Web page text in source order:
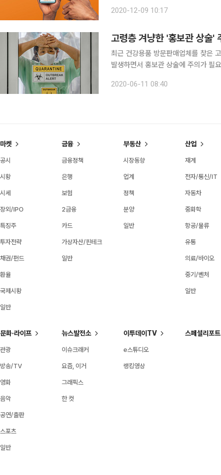
적인 예가 바로 스트리밍 플랫폼 ‘넷
2020-12-09 10:17
고령층 겨냥한 '홍보관 상술'
최근 건강용품 방문판매업체를 찾은
발생하면서 홍보관 상술에 주의가 필
비자 피해예방주의보를 공동으로 발
2020-06-11 08:40
마켓
공시
시황
시세
장외/IPO
특징주
투자전략
채권/펀드
환율
국제시황
일반
금융
금융정책
은행
보험
2금융
카드
가상자산/핀테크
일반
부동산
시장동향
업계
정책
분양
일반
산업
재계
전자/통신/IT
자동차
중화학
항공/물류
유통
의료/바이오
중기/벤처
일반
문화·라이프
관광
방송/TV
영화
음악
공연/출판
스포츠
일반
뉴스발전소
이슈크래커
요즘, 이거
그래픽스
한 컷
이투데이TV
e스튜디오
랭킹영상
스페셜리포트